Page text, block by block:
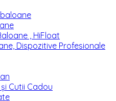
, HiFloat
Dispozitive Profesionale
Cutii Cadou